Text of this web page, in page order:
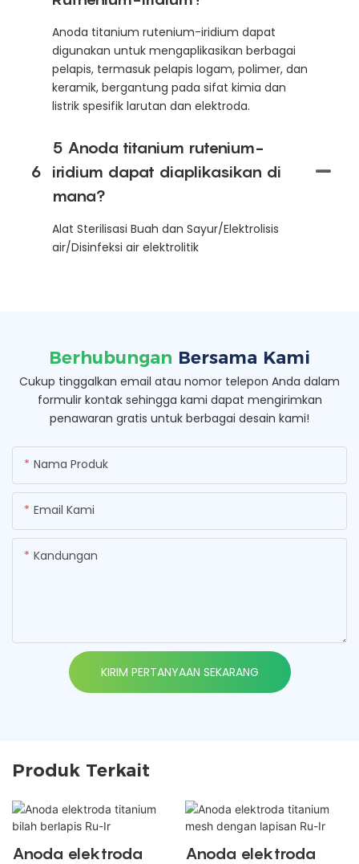
Anoda titanium rutenium-iridium dapat
digunakan untuk mengaplikasikan berbagai
pelapis, termasuk pelapis logam, polimer, dan
keramik, bergantung pada sifat kimia dan
listrik spesifik larutan dan elektroda.
6
5 Anoda titanium rutenium-
iridium dapat diaplikasikan di
mana?
Alat Sterilisasi Buah dan Sayur/Elektrolisis
air/Disinfeksi air elektrolitik
Berhubungan Bersama Kami
Cukup tinggalkan email atau nomor telepon Anda dalam
formulir kontak sehingga kami dapat mengirimkan
penawaran gratis untuk berbagai desain kami!
Nama Produk
Email Kami
Kandungan
KIRIM PERTANYAAN SEKARANG
Produk Terkait
Anoda elektroda
Anoda elektroda